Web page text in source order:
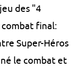
des "4
final:
Super-Héros
le combat et